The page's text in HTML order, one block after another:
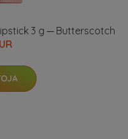
3 g ─ Butterscotch